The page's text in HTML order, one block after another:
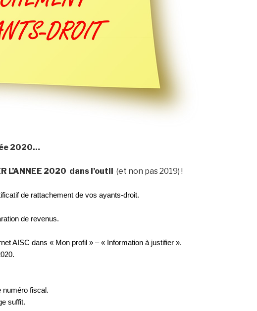
2020…
L’ANNEE 2020 dans l’outil(et non pas 2019) !
de rattachement de vos ayants-droit.
de revenus.
AISC dans « Mon profil » – « Information à justifier ».
numéro fiscal.
suffit.